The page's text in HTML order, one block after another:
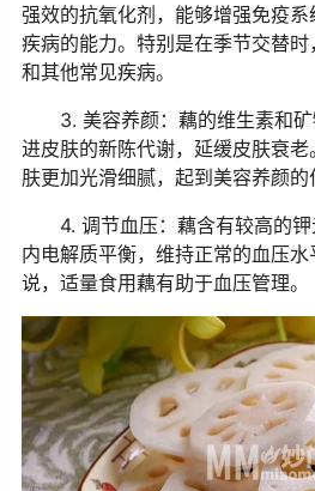
强效的抗氧化剂，能够增强免疫
疾病的能力。特别是在季节交替
和其他常见疾病。
3. 美容养颜：藕的维生素和
进皮肤的新陈代谢，延缓皮肤衰
肤更加光滑细腻，起到美容养颜的
4. 调节血压：藕含有较高的
内电解质平衡，维持正常的血压
说，适量食用藕有助于血压管理。